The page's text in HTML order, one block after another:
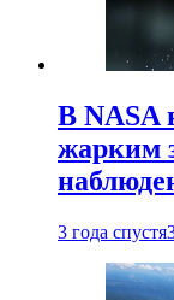
В NASA
жарким
3 года спустя